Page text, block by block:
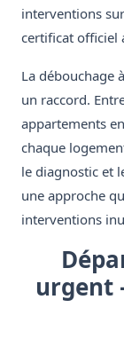
interventions
certificat officiel
La débouchage
un raccord.
appartements
chaque
le diagnostic et
une approche
interventions
urgent